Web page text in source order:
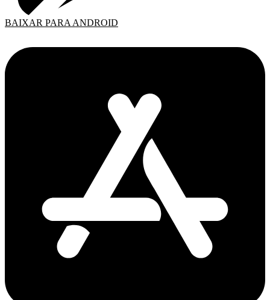
BAIXAR PARA ANDROID